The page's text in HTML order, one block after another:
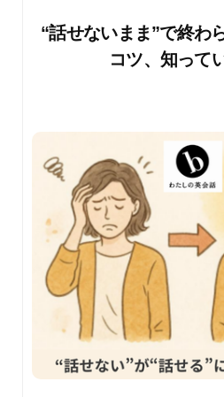
“話せないまま”で終わ
コツ、知って